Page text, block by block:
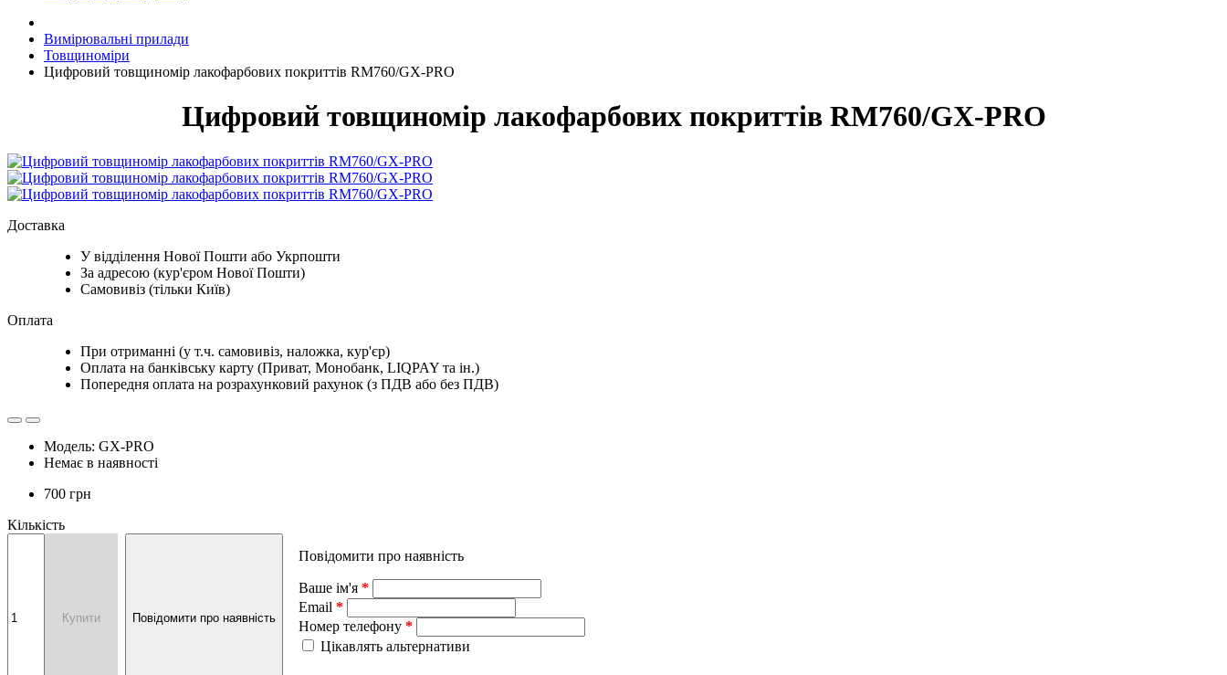
Вимірювальні прилади
Товщиноміри
Цифровий товщиномір лакофарбових покриттів RM760/GX-PRO
Цифровий товщиномір лакофарбових покриттів RM760/GX-PRO
Доставка
У відділення Нової Пошти або Укрпошти
За адресою (кур'єром Нової Пошти)
Самовивіз (тільки Київ)
Оплата
При отриманні (у т.ч. самовивіз, наложка, кур'єр)
Оплата на банківську карту (Приват, Монобанк, LIQPAY та ін.)
Попередня оплата на розрахунковий рахунок (з ПДВ або без ПДВ)
Модель: GX-PRO
Немає в наявності
700 грн
Кількість
Купити Повідомити про наявність
Повідомити про наявність
Ваше ім'я
Email
Номер телефону
Цікавлять альтернативи